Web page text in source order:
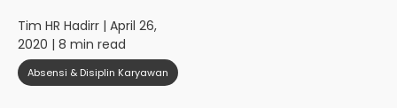
Tim HR Hadirr | April 26,
2020 | 8 min read
Absensi & Disiplin Karyawan